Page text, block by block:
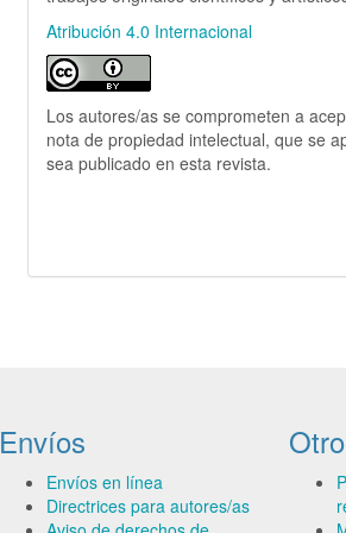
Atribución 4.0 Internacional
Los autores/as se comprometen a
nota de propiedad intelectual, que se
sea publicado en esta revista.
Envíos
Envíos en línea
Directrices para autores/as
Otro